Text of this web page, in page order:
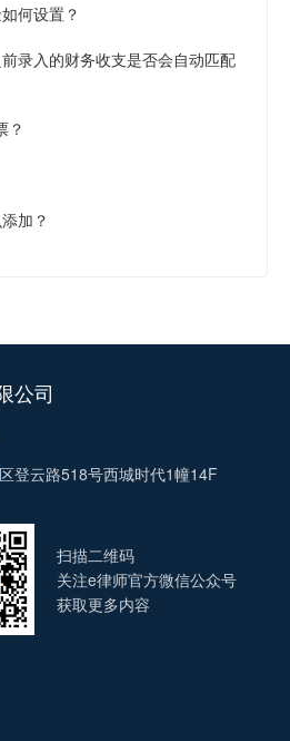
何设置？
录入的财务收支是否会自动匹配
？
加？
公司
登云路518号西城时代1幢14F
扫描二维码
关注e律师官方微信公众号
获取更多内容